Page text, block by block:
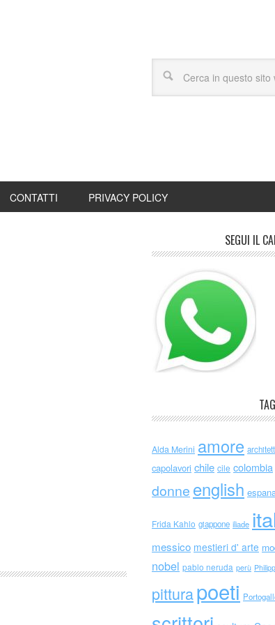
CONTATTI PRIVACY POLICY
SEGUI IL
TAG
Alda Merini amore
capolavori chile cile colombia
donne english
Frida Kahlo giappone iliade
messico mestieri d' arte
nobel pablo neruda perù
pitturapoeti